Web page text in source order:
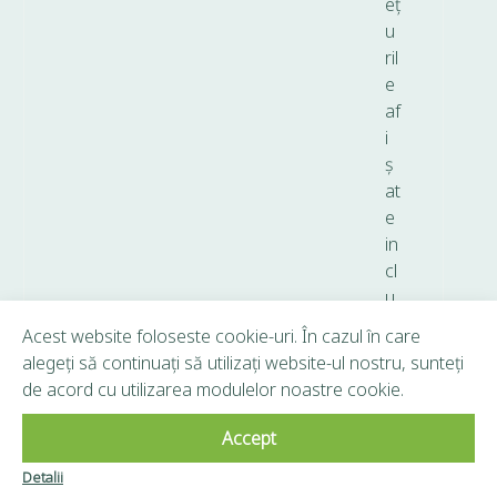
u
ril
e
af
i
ș
at
e
in
cl
u
T
V
A.
Copyright © 2026 Frunză Verde - Toate drepturile
Acest website foloseste cookie-uri. În cazul în care
alegeți să continuați să utilizați website-ul nostru, sunteți
de acord cu utilizarea modulelor noastre cookie.
Accept
Detalii